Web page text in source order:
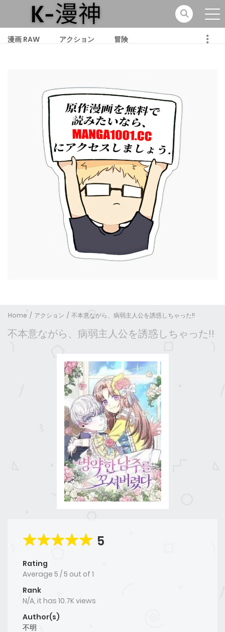
漫画 RAW アクション 冒険
Home アクション 不本意ながら、病弱主人公を誘惑しちゃった!!
不本意ながら、病弱主人公を誘惑しちゃった!!
5
Rating
Average 5 /5 out of 1
Rank
N/A, it has 10.7K views
Author(s)
不明